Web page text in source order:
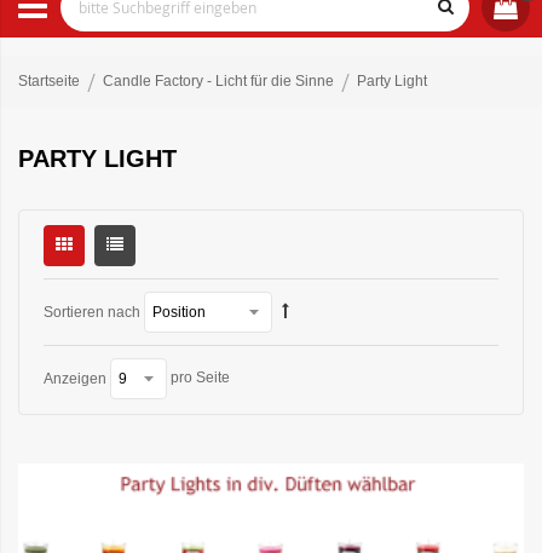
Startseite Candle Factory - Licht für die Sinne Party Light
PARTY LIGHT
Sortieren nach
Anzeigen pro Seite